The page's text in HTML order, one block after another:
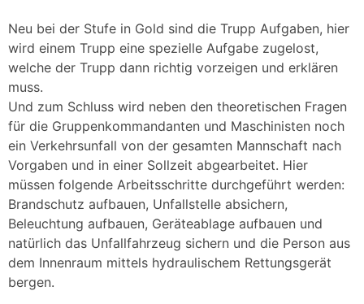
Neu bei der Stufe in Gold sind die Trupp Aufgaben, hier
wird einem Trupp eine spezielle Aufgabe zugelost,
welche der Trupp dann richtig vorzeigen und erklären
muss.
Und zum Schluss wird neben den theoretischen Fragen
für die Gruppenkommandanten und Maschinisten noch
ein Verkehrsunfall von der gesamten Mannschaft nach
Vorgaben und in einer Sollzeit abgearbeitet. Hier
müssen folgende Arbeitsschritte durchgeführt werden:
Brandschutz aufbauen, Unfallstelle absichern,
Beleuchtung aufbauen, Geräteablage aufbauen und
natürlich das Unfallfahrzeug sichern und die Person aus
dem Innenraum mittels hydraulischem Rettungsgerät
bergen.